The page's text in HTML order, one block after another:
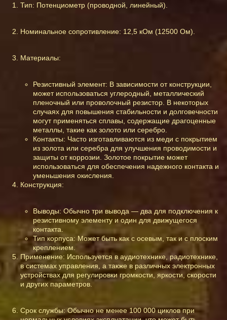
Тип: Потенциометр (проводной, линейный).
Номинальное сопротивление: 12,5 кОм (12500 Ом).
Материалы:
Резистивный элемент: В зависимости от конструкции,
может использоваться углеродный, металлический
пленочный или проволочный резистор. В некоторых
случаях для повышения стабильности и долговечности
могут применяться сплавы, содержащие драгоценные
металлы, такие как золото или серебро.
Контакты: Часто изготавливаются из меди с покрытием
из золота или серебра для улучшения проводимости и
защиты от коррозии. Золотое покрытие может
использоваться для обеспечения надежного контакта и
уменьшения окисления.
Конструкция:
Выводы: Обычно три вывода — два для подключения к
резистивному элементу и один для движущегося
контакта.
Тип корпуса: Может быть как с осевым, так и с плоским
креплением.
Применение: Используется в аудиотехнике, радиотехнике,
в системах управления, а также в различных электронных
устройствах для регулировки громкости, яркости, скорости
и других параметров.
Срок службы: Обычно не менее 100 000 циклов при